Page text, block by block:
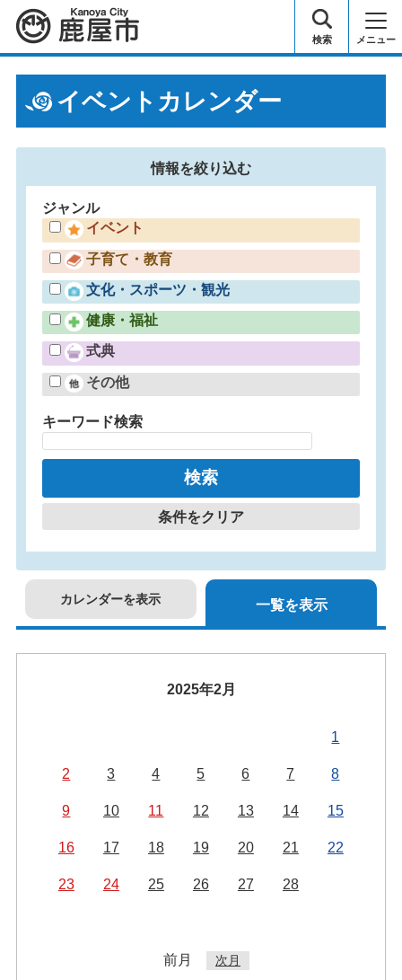
鹿屋市 検索 メニュー
イベントカレンダー
情報を絞り込む
ジャンル
イベント
子育て・教育
文化・スポーツ・観光
健康・福祉
式典
その他
キーワード検索
条件をクリア
カレンダーを表示 一覧を表示
2025年2月
1
2 3 4 5 6 7 8
9 10 11 12 13 14 15
16 17 18 19 20 21 22
23 24 25 26 27 28
前月 次月